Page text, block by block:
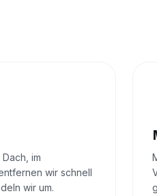
im
wir schnell
wir um.